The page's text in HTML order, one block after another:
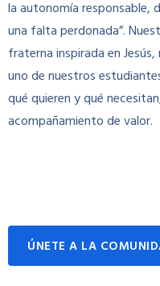
la autonomía responsable,
una falta perdonada”.
fraterna inspirada en
uno de nuestros
qué quieren y qué
acompañamiento de valor.
ÚNETE A LA